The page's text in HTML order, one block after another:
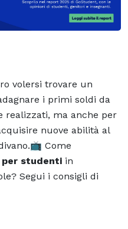
volersi trovare un
i primi soldi da
realizzati, ma anche per
nuove abilità al
Come
per studenti in
Segui i consigli di